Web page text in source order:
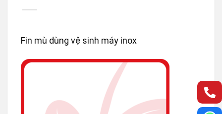
Fin mù dùng vệ sinh máy inox